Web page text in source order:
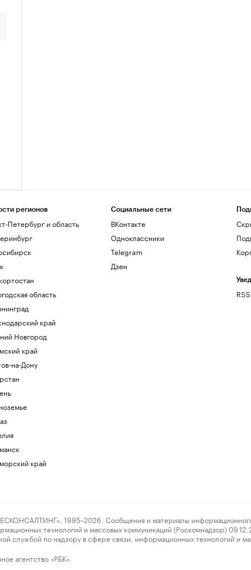
регионов
Петербург и область
область
край
Новгород
край
на-Дону
край
Социальные сети
ВКонтакте
Одноклассники
Telegram
Дзен
1995–2026. Сообщения и материалы информационного
технологий и массовых коммуникаций (Роскомнадзор)
службой по надзору в сфере связи, информационных технологий
агентство «РБК».